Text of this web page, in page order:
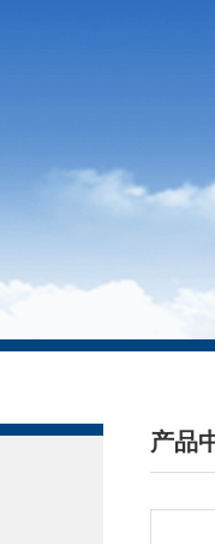
产品
/